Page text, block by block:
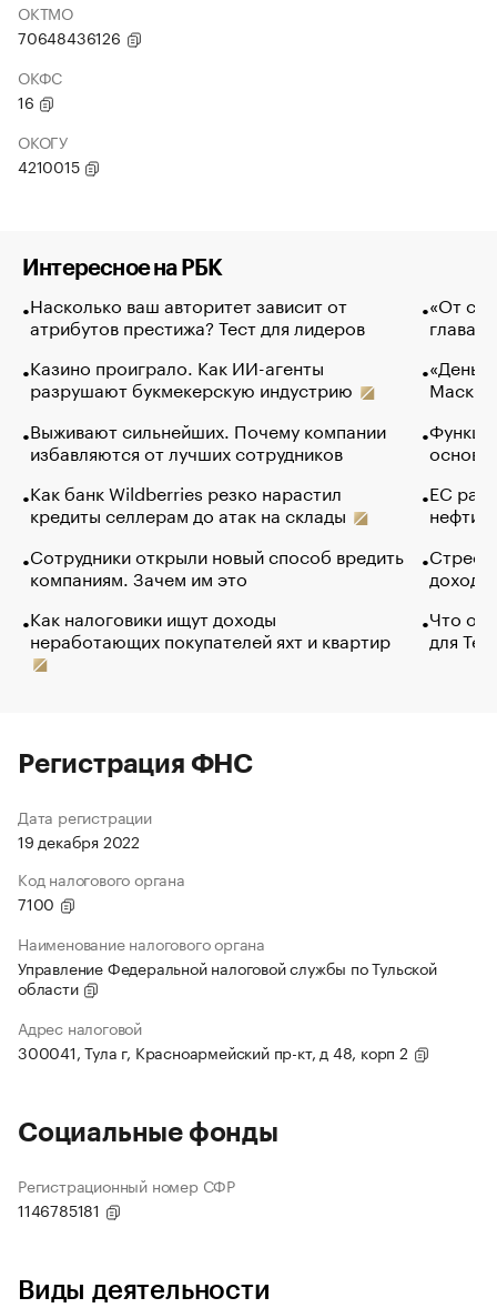
ОКТМО
70648436126
ОКФС
16
ОКОГУ
4210015
Интересное на РБК
Насколько ваш авторитет зависит от
атрибутов престижа? Тест для лидеров
Казино проиграло. Как ИИ-агенты
разрушают букмекерскую индустрию
Выживают сильнейших. Почему компании
избавляются от лучших сотрудников
Как банк Wildberries резко нарастил
кредиты селлерам до атак на склады
Сотрудники открыли новый способ вредить
компаниям. Зачем им это
Как налоговики ищут доходы
неработающих покупателей яхт и квартир
«От
глава
Маск в
основ
ЕС
нефти
Что
для
Регистрация ФНС
Дата регистрации
19 декабря 2022
Код налогового органа
7100
Наименование налогового органа
Управление Федеральной налоговой службы по Тульской
области
Адрес налоговой
300041, Тула г, Красноармейский пр-кт, д 48, корп 2
Социальные фонды
Регистрационный номер СФР
1146785181
Виды деятельности